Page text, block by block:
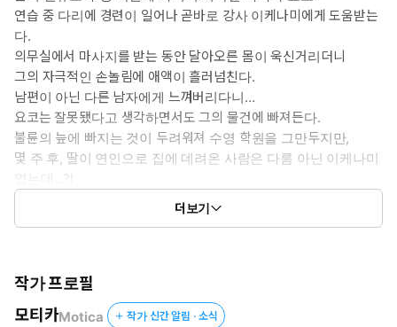
연습 중 다리에 경련이 일어나 곧바로 강사 이케나미에게 도움받는
다.
의무실에서 마사지를 받는 동안 달아오른 몸이 욱신거리더니
그의 자극적인 손놀림에 애액이 흘러넘친다.
남편이 아닌 다른 남자에게 느껴버리다니…
요코는 잘못됐다고 생각하면서도 그의 물건에 빠져든다.
불륜의 늪에 빠지는 것이 두려워져 수영 학원을 그만두지만,
몇 주 후, 딸이 연인으로 집에 데려온 사람은 다름 아닌 이케나미
였는데…?!
은밀히 다가오는 스토커의 집착적인 사랑!
요코는 과연 불륜의 늪에서 벗어날 수 있을 것인가.
더보기
작가 프로필
모티카Motica 작가 신간 알림 · 소식